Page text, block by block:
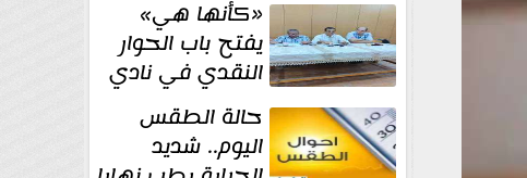
الاستقرار الإقليمي«كأنها هي»
يفتح باب الحوار
النقدي في نادي
أدب مصر الجديدة
حالة الطقس
اليوم.. شديد